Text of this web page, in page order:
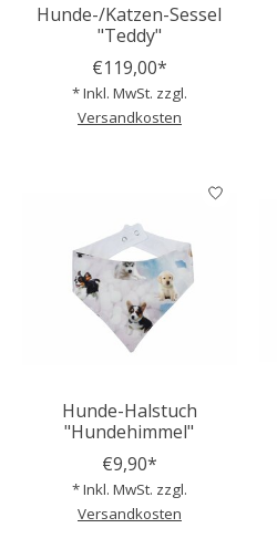
Hunde-/Katzen-Sessel
"Teddy"
€119,00*
* Inkl. MwSt. zzgl.
Versandkosten
Hunde-Halstuch
"Hundehimmel"
€9,90*
* Inkl. MwSt. zzgl.
Versandkosten